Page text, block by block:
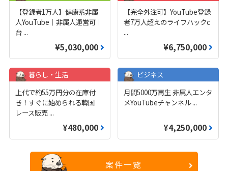
【登録者1万人】健康系非属
人YouTube｜非属人運営可｜
台 ...
¥5,030,000
【完全外注可】YouTube登録
者7万人超えのライフハックc
...
¥6,750,000
暮らし・生活
上代で約55万円分の在庫付
き！すぐに始められる韓国
レース販売 ...
¥480,000
ビジネス
月間5000万再生 非属人エンタ
メYouTubeチャンネル...
¥4,250,000
案件一覧